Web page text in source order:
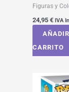
Figuras y
24,95 € IVA
CARRITO